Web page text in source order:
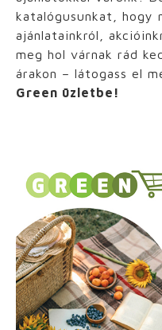
katalógusunkat, hogy
ajánlatainkról,
meg hol várnak rád
árakon – látogass el
Green üzletbe!